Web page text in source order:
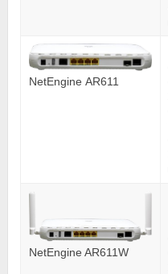
NetEngine AR611
NetEngine AR611W